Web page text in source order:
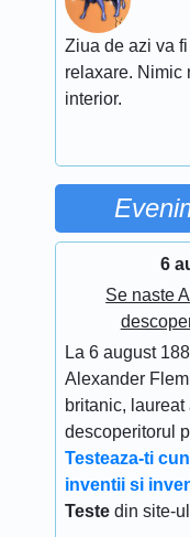
Ziua de azi va
relaxare. Nimic
interior.
6
Se naste
La 6 august
Alexander
britanic,
descoperitorul
Testeaza-ti
inventii si
Teste din site-